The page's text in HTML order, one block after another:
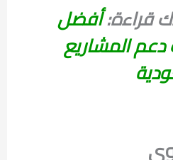
قراءة:أفضل
دعم المشاريع